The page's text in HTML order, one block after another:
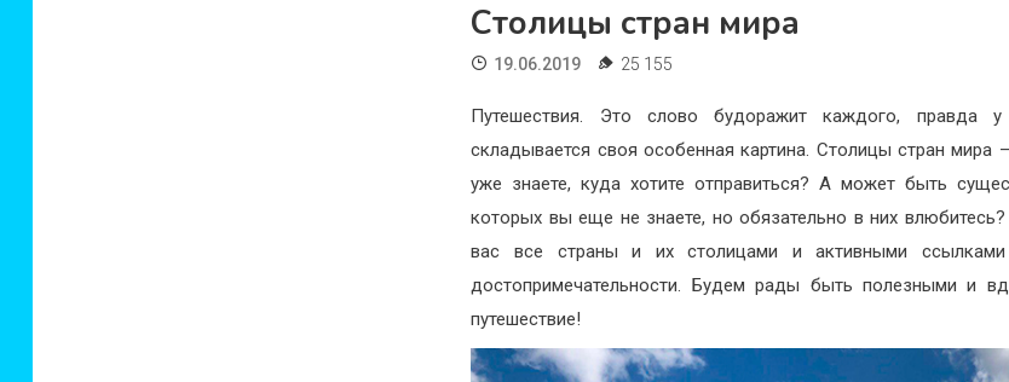
Столицы стран мира
19.06.2019 25 155
Путешествия. Это слово будоражит каждого, правда
складывается своя особенная картина. Столицы стран мира
уже знаете, куда хотите отправиться? А может быть
которых вы еще не знаете, но обязательно в них
вас все страны и их столицами и активными
достопримечательности. Будем рады быть полезными и
путешествие!